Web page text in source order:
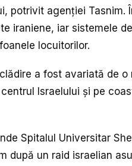
potrivit agenției Tasnim.
iraniene, iar sistemele
locuitorilor.
a fost avariată de
Israelului și pe
Spitalul Universitar
după un raid israelian